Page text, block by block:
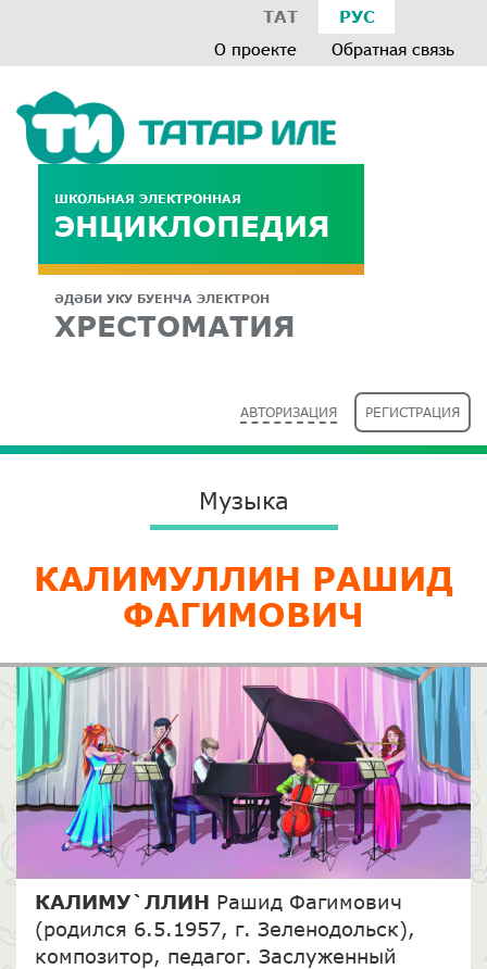
ТАТ РУС
О проекте Обратная связь
ШКОЛЬНАЯ ЭЛЕКТРОННАЯ
ЭНЦИКЛОПЕДИЯ
ӘДӘБИ УКУ БУЕНЧА ЭЛЕКТРОН
ХРЕСТОМАТИЯ
АВТОРИЗАЦИЯ РЕГИСТРАЦИЯ
Музыка
​КАЛИМУЛЛИН РАШИД
ФАГИМОВИЧ
КАЛИМУ`ЛЛИН Рашид Фагимович
(родился 6.5.1957, г. Зеленодольск),
композитор, педагог. Заслуженный